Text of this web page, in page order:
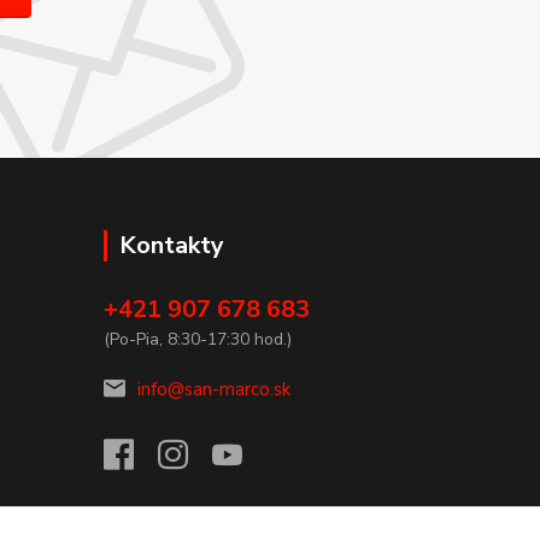
Kontakty
+421 907 678 683
(Po-Pia, 8:30-17:30 hod.)
info@san-marco.sk